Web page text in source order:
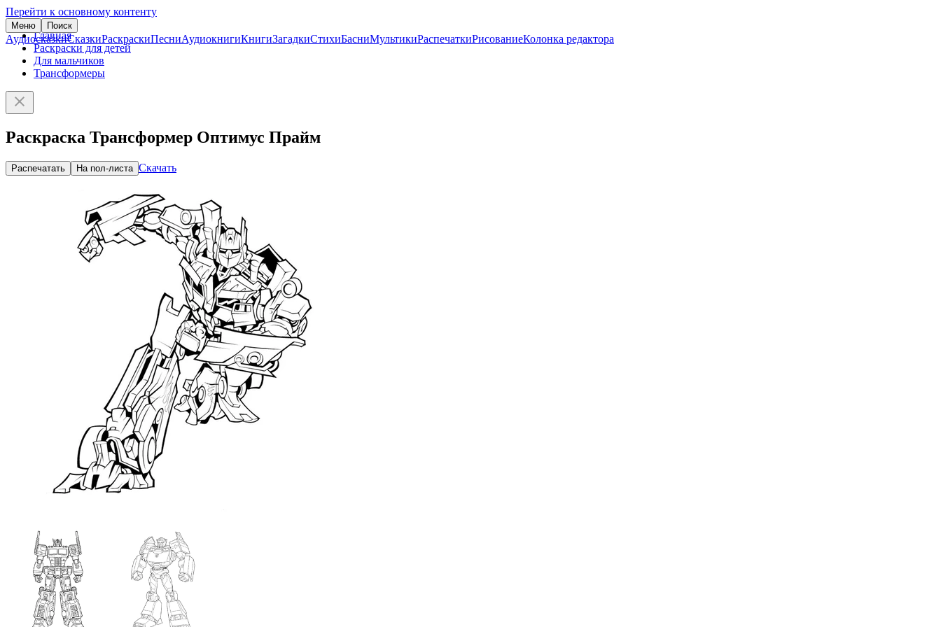
Перейти к основному контенту
Меню Поиск
АудиосказкиСказкиРаскраскиПесниАудиокнигиКнигиЗагадкиСтихиБасниМультикиРаспечаткиРисованиеКолонка редактора
Главная
Раскраски для детей
Для мальчиков
Трансформеры
Раскраска Трансформер Оптимус Прайм
Распечатать На пол-листа Скачать